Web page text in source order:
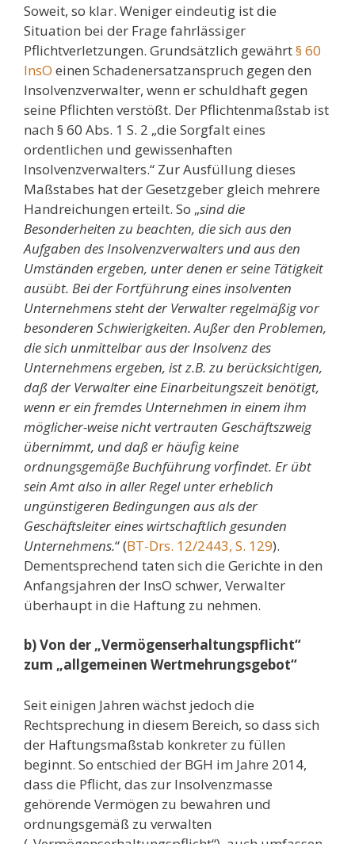
Soweit, so klar. Weniger eindeutig ist die
Situation bei der Frage fahrlässiger
Pflichtverletzungen. Grundsätzlich gewährt§ 60
InsO einen Schadenersatzanspruch gegen den
Insolvenzverwalter, wenn er schuldhaft gegen
seine Pflichten verstößt. Der Pflichtenmaßstab ist
nach § 60 Abs. 1 S. 2 „die Sorgfalt eines
ordentlichen und gewissenhaften
Insolvenzverwalters.“ Zur Ausfüllung dieses
Maßstabes hat der Gesetzgeber gleich mehrere
Handreichungen erteilt. So „sind die
Besonderheiten zu beachten, die sich aus den
Aufgaben des Insolvenzverwalters und aus den
Umständen ergeben, unter denen er seine Tätigkeit
ausübt. Bei der Fortführung eines insolventen
Unternehmens steht der Verwalter regelmäßig vor
besonderen Schwierigkeiten. Außer den Problemen,
die sich unmittelbar aus der Insolvenz des
Unternehmens ergeben, ist z.B. zu berücksichtigen,
daß der Verwalter eine Einarbeitungszeit benötigt,
wenn er ein fremdes Unternehmen in einem ihm
möglicher-weise nicht vertrauten Geschäftszweig
übernimmt, und daß er häufig keine
ordnungsgemäße Buchführung vorfindet. Er übt
sein Amt also in aller Regel unter erheblich
ungünstigeren Bedingungen aus als der
Geschäftsleiter eines wirtschaftlich gesunden
Unternehmens.“ (BT-Drs. 12/2443, S. 129).
Dementsprechend taten sich die Gerichte in den
Anfangsjahren der InsO schwer, Verwalter
überhaupt in die Haftung zu nehmen.
b) Von der „Vermögenserhaltungspflicht“
zum „allgemeinen Wertmehrungsgebot“
Seit einigen Jahren wächst jedoch die
Rechtsprechung in diesem Bereich, so dass sich
der Haftungsmaßstab konkreter zu füllen
beginnt. So entschied der BGH im Jahre 2014,
dass die Pflicht, das zur Insolvenzmasse
gehörende Vermögen zu bewahren und
ordnungsgemäß zu verwalten